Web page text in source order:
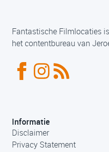
Fantastische Filmlocaties
het contentbureau van
Informatie
Disclaimer
Privacy Statement